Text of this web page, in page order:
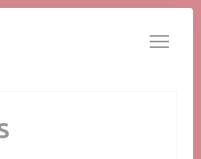
en matière de cookies